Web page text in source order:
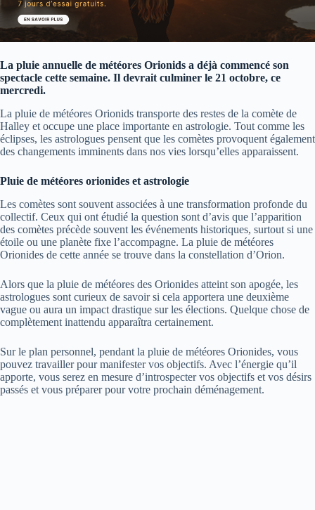
La pluie annuelle de météores Orionids a déjà commencé son
spectacle cette semaine. Il devrait culminer le 21 octobre, ce
mercredi.
La pluie de météores Orionids transporte des restes de la comète de
Halley et occupe une place importante en astrologie. Tout comme les
éclipses, les astrologues pensent que les comètes provoquent également
des changements imminents dans nos vies lorsqu’elles apparaissent.
Pluie de météores orionides et astrologie
Les comètes sont souvent associées à une transformation profonde du
collectif. Ceux qui ont étudié la question sont d’avis que l’apparition
des comètes précède souvent les événements historiques, surtout si une
étoile ou une planète fixe l’accompagne. La pluie de météores
Orionides de cette année se trouve dans la constellation d’Orion.
Alors que la pluie de météores des Orionides atteint son apogée, les
astrologues sont curieux de savoir si cela apportera une deuxième
vague ou aura un impact drastique sur les élections. Quelque chose de
complètement inattendu apparaîtra certainement.
Sur le plan personnel, pendant la pluie de météores Orionides, vous
pouvez travailler pour manifester vos objectifs. Avec l’énergie qu’il
apporte, vous serez en mesure d’introspecter vos objectifs et vos désirs
passés et vous préparer pour votre prochain déménagement.